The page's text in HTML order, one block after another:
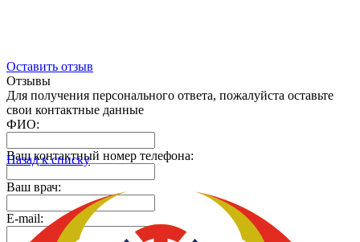
Оставить отзыв
Отзывы
Для получения персонального ответа, пожалуйста оставьте
свои контактные данные
ФИО:
Ваш контактный номер телефона:
Ваш врач:
E-mail:
Назад к списку